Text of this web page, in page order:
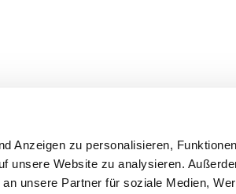
Anzeigen zu personalisieren,
unsere Website zu analysieren.
unsere Partner für soziale Medien,